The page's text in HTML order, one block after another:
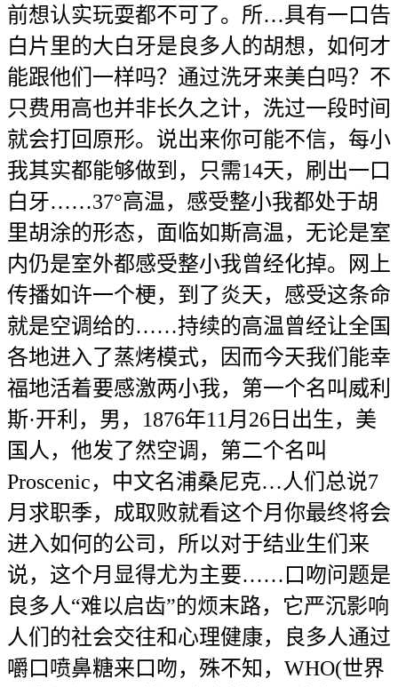
前想认实玩耍都不可了。所…具有一口告
白片里的大白牙是良多人的胡想，如何才
能跟他们一样吗？通过洗牙来美白吗？不
只费用高也并非长久之计，洗过一段时间
就会打回原形。说出来你可能不信，每小
我其实都能够做到，只需14天，刷出一口
白牙……37°高温，感受整小我都处于胡
里胡涂的形态，面临如斯高温，无论是室
内仍是室外都感受整小我曾经化掉。网上
传播如许一个梗，到了炎天，感受这条命
就是空调给的……持续的高温曾经让全国
各地进入了蒸烤模式，因而今天我们能幸
福地活着要感激两小我，第一个名叫威利
斯·开利，男，1876年11月26日出生，美
国人，他发了然空调，第二个名叫
Proscenic，中文名浦桑尼克…人们总说7
月求职季，成取败就看这个月你最终将会
进入如何的公司，所以对于结业生们来
说，这个月显得尤为主要……口吻问题是
良多人“难以启齿”的烦末路，它严沉影响
人们的社会交往和心理健康，良多人通过
嚼口喷鼻糖来口吻，殊不知，WHO(世界